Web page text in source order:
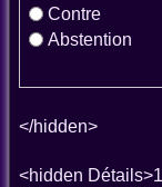
Contre
Abstention
</hidden>
<hidden